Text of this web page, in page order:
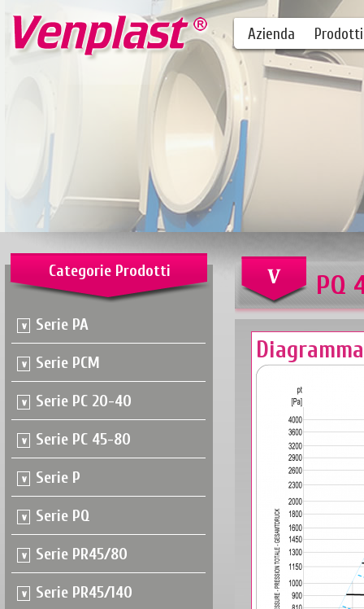
Azienda Prodotti
Categorie Prodotti
Serie PA
Serie PCM
Serie PC 20-40
Serie PC 45-80
Serie P
Serie PQ
Serie PR45/80
Serie PR45/140
PQ
Diagramma